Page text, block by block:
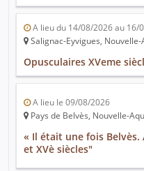
A lieu du 14/08/2026 au 16/
Salignac-Eyvigues,
Opusculaires XVeme
A lieu le 09/08/2026
Pays de Belvès, Nouvelle-
« Il était une fois Belvès.
et XVè siècles"